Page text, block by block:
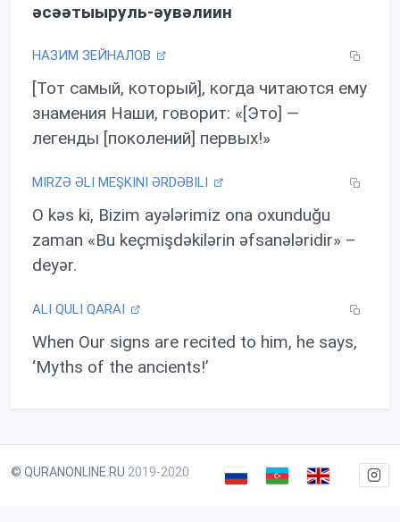
əсəəтыыруль-əувəлиин
НАЗИМ ЗЕЙНАЛОВ
[Тот самый, который], когда читаются ему
знамения Наши, говорит: «[Это] —
легенды [поколений] первых!»
MIRZƏ ƏLI MEŞKINI ƏRDƏBILI
O kəs ki, Bizim ayələrimiz ona oxunduğu
zaman «Bu keçmişdəkilərin əfsanələridir» –
deyər.
ALI QULI QARAI
When Our signs are recited to him, he says,
‘Myths of the ancients!’
© QURANONLINE.RU 2019-2020